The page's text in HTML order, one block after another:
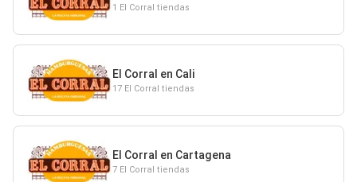
1 El Corral tiendas
El Corral en Cali
17 El Corral tiendas
El Corral en Cartagena
7 El Corral tiendas